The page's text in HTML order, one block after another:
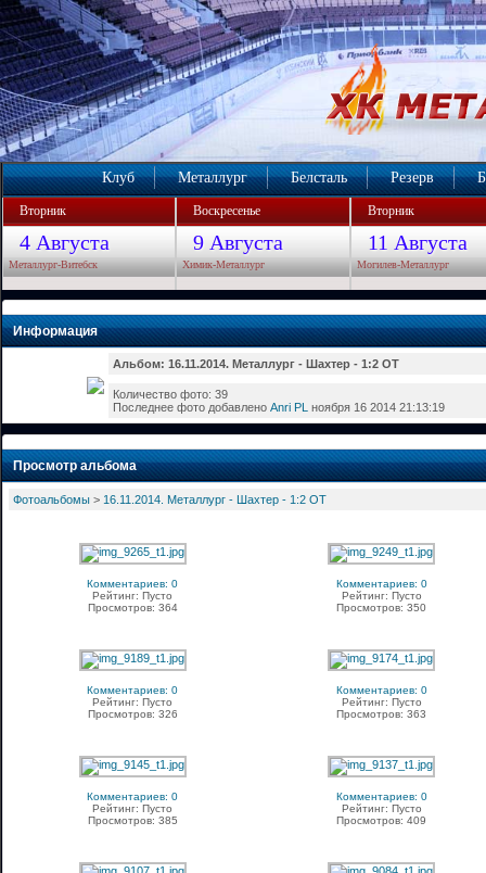
Клуб Металлург Белсталь Резерв
Вторник Воскресенье Вторник
4 Августа 9 Августа 11 Августа
Металлург-Витебск Химик-Металлург Могилев-Металлург
Информация
Альбом: 16.11.2014. Металлург - Шахтер - 1:2 ОТ
Количество фото: 39
Последнее фото добавлено Anri PL ноября 16 2014 21:13:19
Просмотр альбома
Фотоальбомы > 16.11.2014. Металлург - Шахтер - 1:2 ОТ
Комментариев: 0
Рейтинг: Пусто
Просмотров: 364
Комментариев: 0
Рейтинг: Пусто
Просмотров: 350
Комментариев: 0
Рейтинг: Пусто
Просмотров: 326
Комментариев: 0
Рейтинг: Пусто
Просмотров: 363
Комментариев: 0
Рейтинг: Пусто
Просмотров: 385
Комментариев: 0
Рейтинг: Пусто
Просмотров: 409